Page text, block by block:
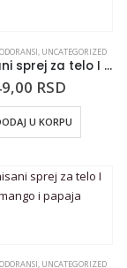
, UNCATEGORIZED
Parfemisani sprej za telo I LOVE kokos
RSD
U KORPU
, UNCATEGORIZED